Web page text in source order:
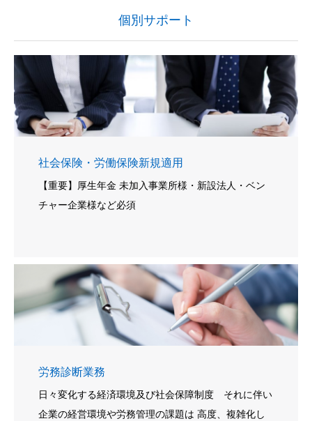
個別サポート
社会保険・労働保険新規適用
【重要】厚生年金 未加入事業所様・新設法人・ベン
チャー企業様など必須
労務診断業務
日々変化する経済環境及び社会保障制度 それに伴い
企業の経営環境や労務管理の課題は 高度、複雑化し